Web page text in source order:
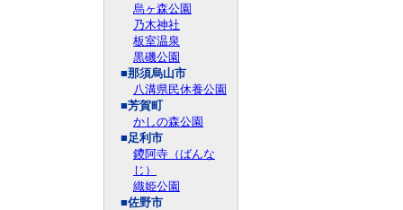
烏ヶ森公園
乃木神社
板室温泉
黒磯公園
■那須烏山市
八溝県民休養公園
■芳賀町
かしの森公園
■足利市
鑁阿寺（ばんな
じ）
織姫公園
■佐野市